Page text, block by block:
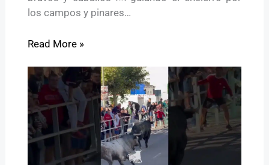
los campos y pinares…
Read More »